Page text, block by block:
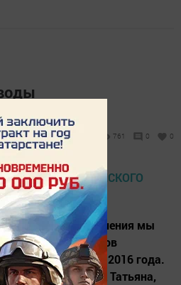
761 0 0
райсельхозуправления мы
лучших операторов
двух месяцев 2016 года.
ЩИПАНОВА Татьяна,